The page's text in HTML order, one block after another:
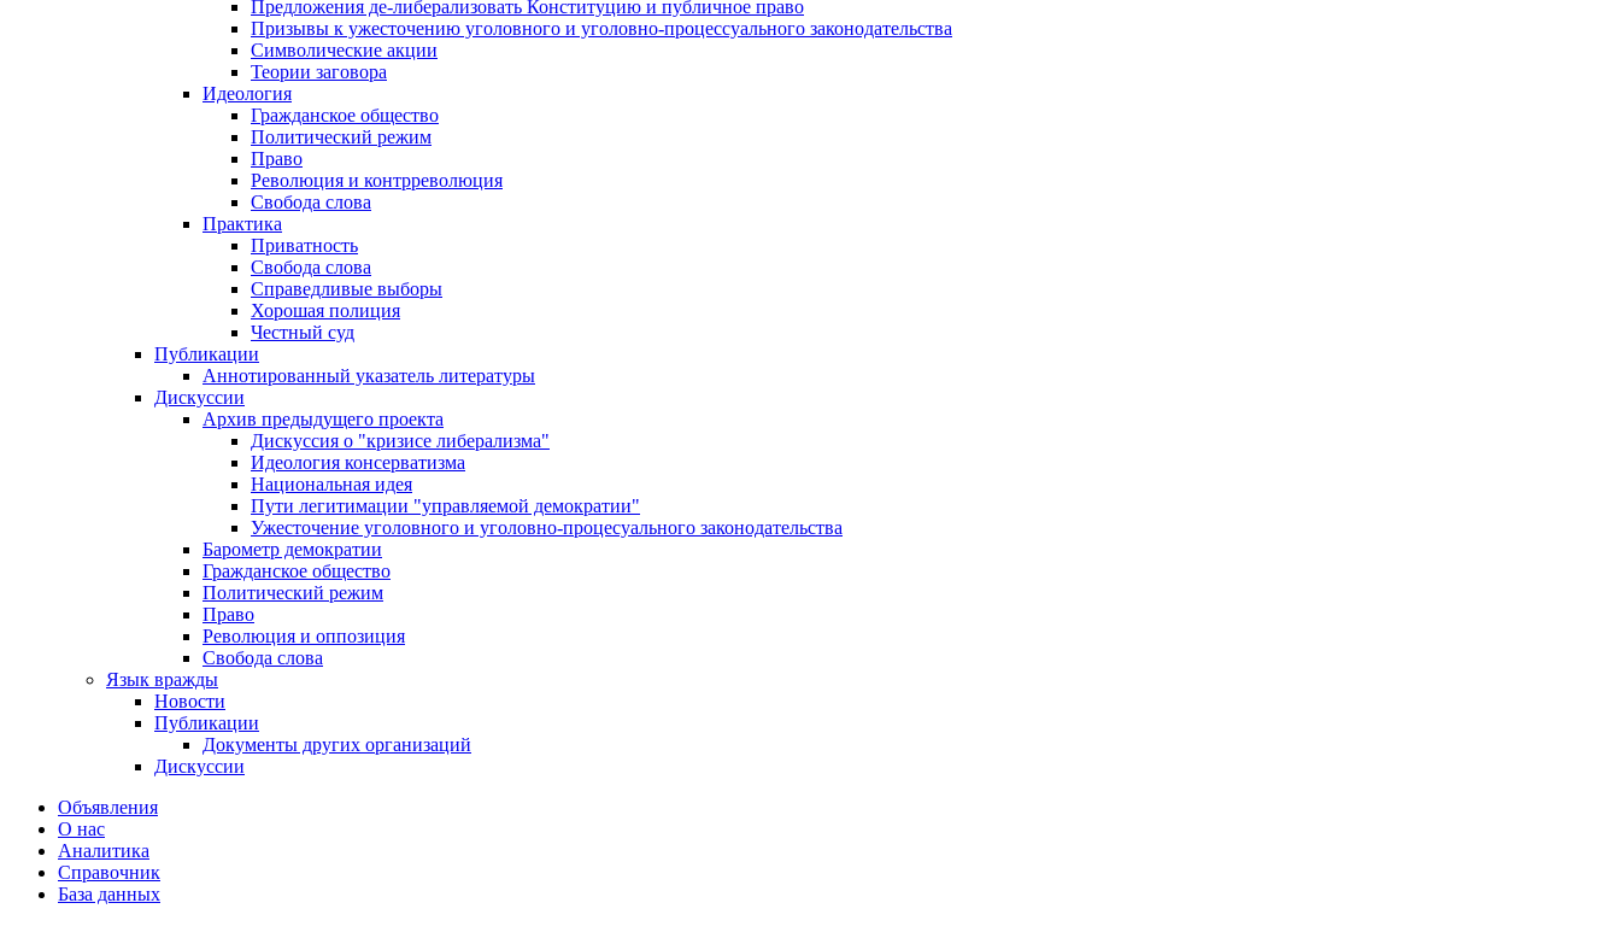
Предложения де-либерализовать Конституцию и публичное право
Призывы к ужесточению уголовного и уголовно-процессуального законодательства
Символические акции
Теории заговора
Идеология
Гражданское общество
Политический режим
Право
Революция и контрреволюция
Свобода слова
Практика
Приватность
Свобода слова
Справедливые выборы
Хорошая полиция
Честный суд
Публикации
Аннотированный указатель литературы
Дискуссии
Архив предыдущего проекта
Дискуссия о "кризисе либерализма"
Идеология консерватизма
Национальная идея
Пути легитимации "управляемой демократии"
Ужесточение уголовного и уголовно-процесуального законодательства
Барометр демократии
Гражданское общество
Политический режим
Право
Революция и оппозиция
Свобода слова
Язык вражды
Новости
Публикации
Документы других организаций
Дискуссии
Объявления
О нас
Аналитика
Справочник
База данных